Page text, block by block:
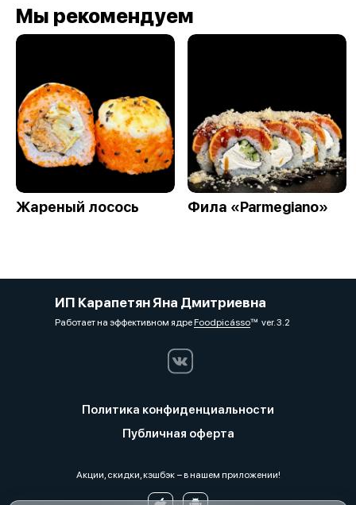
Мы рекомендуем
Жареный лосось Фила «Parmegiano»
ИП Карапетян Яна Дмитриевна
Работает на эффективном ядреFoodpicássover. 3.2
Политика конфиденциальности
Публичная оферта
Акции, скидки, кэшбэк − в нашем приложении!